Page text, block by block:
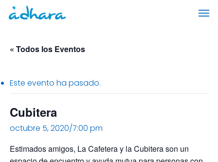
Skip
main
« Todos los Eventos
Este evento ha pasado.
Cubitera
octubre 5, 2020/7:00 pm
Estimados amigos, La Cafetera y la Cubitera son un